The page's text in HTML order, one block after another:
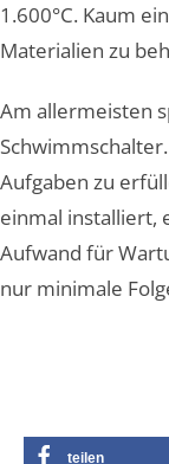
1.600°C. Kaum
Materialien zu
Am allermeisten
Aufgaben zu
einmal installiert,
Aufwand für
nur minimale
teilen